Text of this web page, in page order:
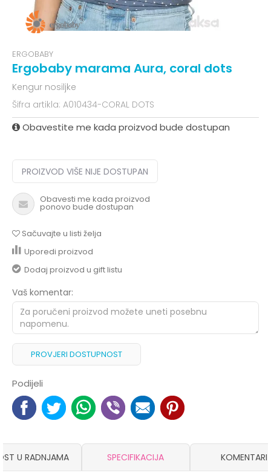
ERGOBABY
Ergobaby marama Aura, coral dots
Kengur nosiljke
Šifra artikla: A010434-CORAL DOTS
Obavestite me kada proizvod bude dostupan
PROIZVOD VIŠE NIJE DOSTUPAN
Obavesti me kada proizvod
ponovo bude dostupan
Sačuvajte u listi želja
Uporedi proizvod
Dodaj proizvod u gift listu
Vaš komentar:
PROVJERI DOSTUPNOST
Podijeli
U RADNJAMA SPECIFIKACIJA KOMENTARI